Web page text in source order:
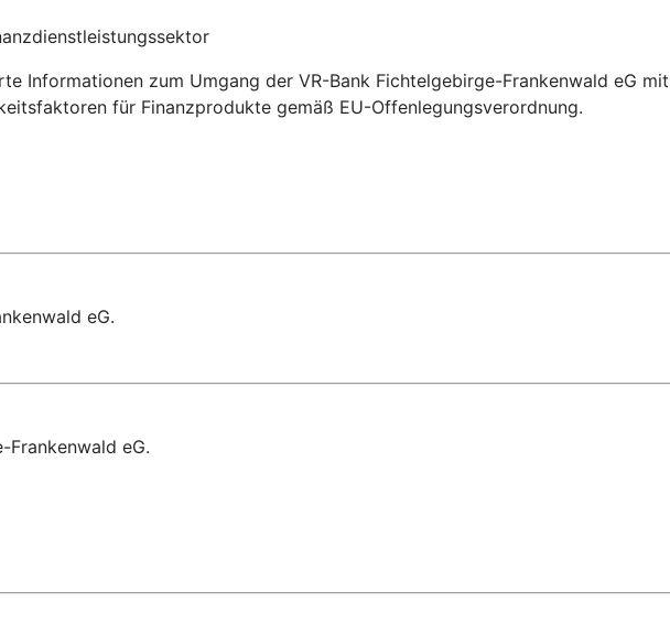
Informationen zum Umgang der VR-Bank Fichtelgebirge-Frankenwald eG
für Finanzprodukte gemäß EU-Offenlegungsverordnung.
eG.
Frankenwald eG.